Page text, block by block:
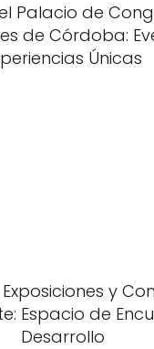
Palacio de
de Córdoba:
Únicas
y
Espacio de
Desarrollo